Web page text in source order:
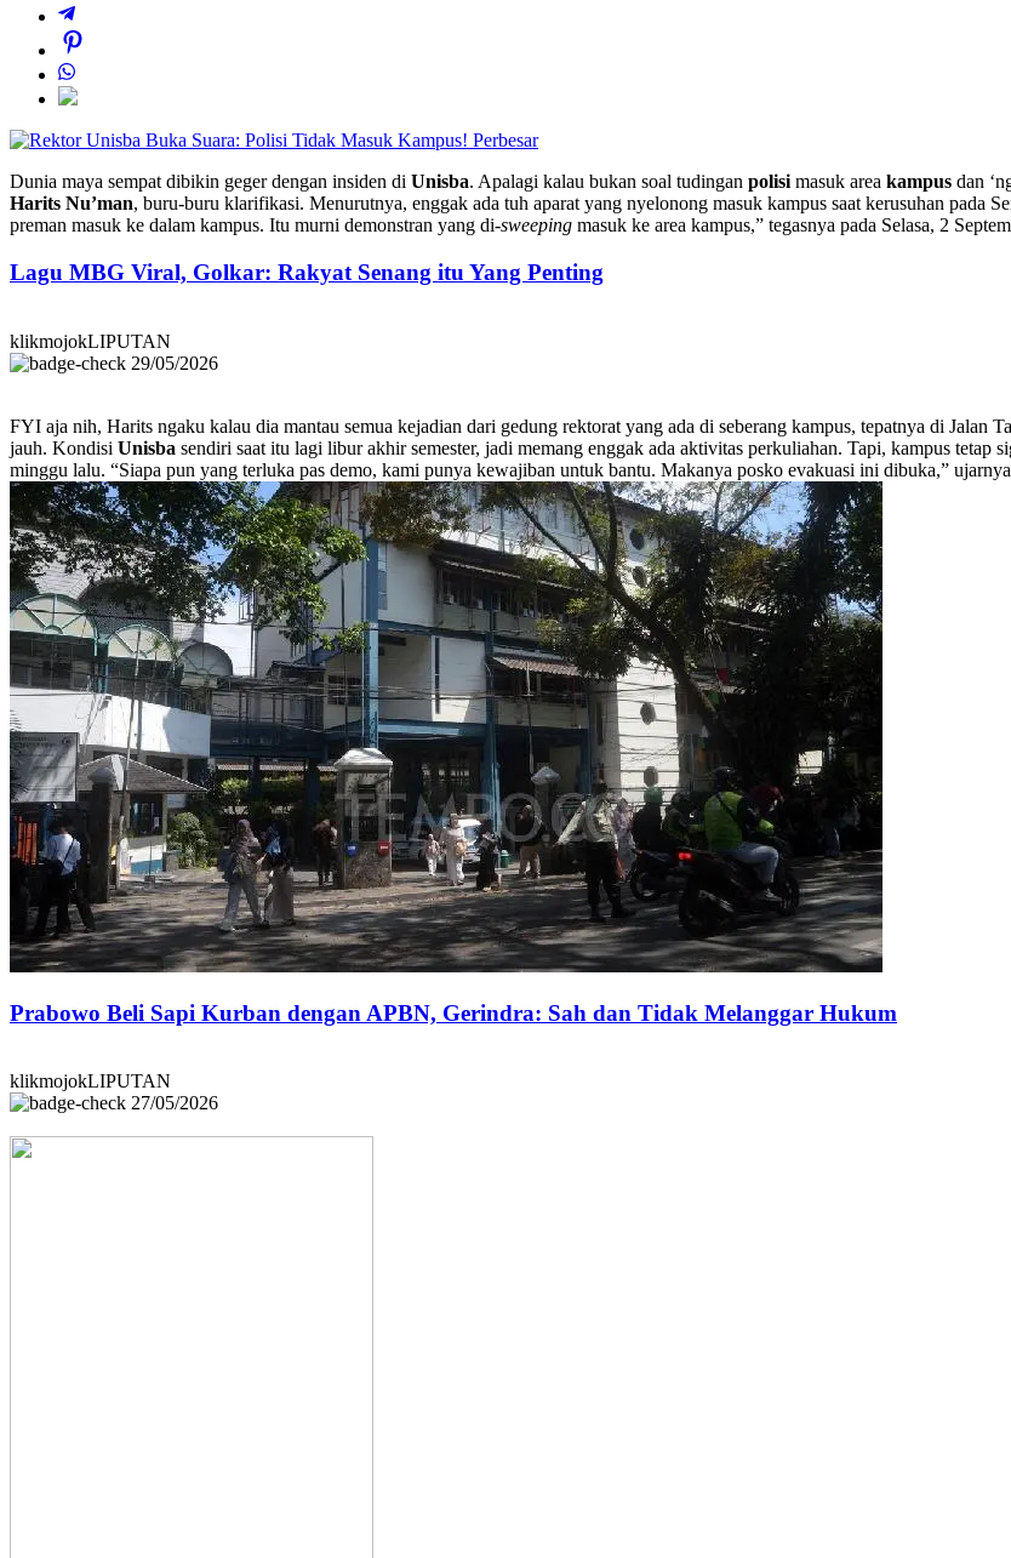
Perbesar
Dunia maya sempat dibikin geger dengan insiden di Unisba. Apalagi kalau bukan soal tudingan polisimasuk area kampus dan
Harits Nu’man, buru-buru klarifikasi. Menurutnya, enggak ada tuh aparat yang nyelonong masuk kampus saat kerusuhan pada
preman masuk ke dalam kampus. Itu murni demonstran yang di-sweeping masuk ke area kampus,” tegasnya pada Selasa, 2
Lagu MBG Viral, Golkar: Rakyat Senang itu Yang Penting
klikmojokLIPUTAN
29/05/2026
FYI aja nih, Harits ngaku kalau dia mantau semua kejadian dari gedung rektorat yang ada di seberang kampus, tepatnya di Jalan
jauh. Kondisi Unisba sendiri saat itu lagi libur akhir semester, jadi memang enggak ada aktivitas perkuliahan. Tapi, kampus tetap
minggu lalu. “Siapa pun yang terluka pas demo, kami punya kewajiban untuk bantu. Makanya posko evakuasi ini dibuka,”
Prabowo Beli Sapi Kurban dengan APBN, Gerindra: Sah dan Tidak Melanggar Hukum
klikmojokLIPUTAN
27/05/2026